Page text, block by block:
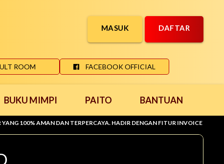
MASUK DAFTAR
ROOM FACEBOOK OFFICIAL
BUKU MIMPI PAITO BANTUAN
AMAN DAN TERPERCAYA. HADIR DENGAN FITUR INVOICE DI KIRIM KE